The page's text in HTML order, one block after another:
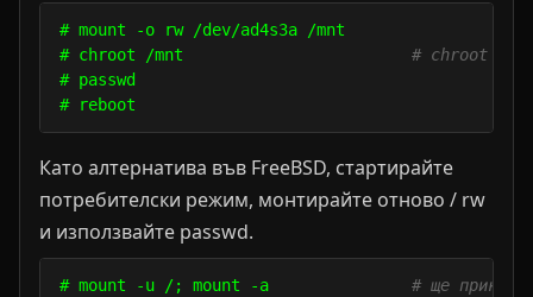
# mount -o rw /dev/ad4s3a /mnt
# chroot /mnt # chroot в /
# passwd
Като алтернатива във FreeBSD, стартирайте
потребителски режим, монтирайте отново / rw
и използвайте passwd.
# mount -u /; mount -a # ще